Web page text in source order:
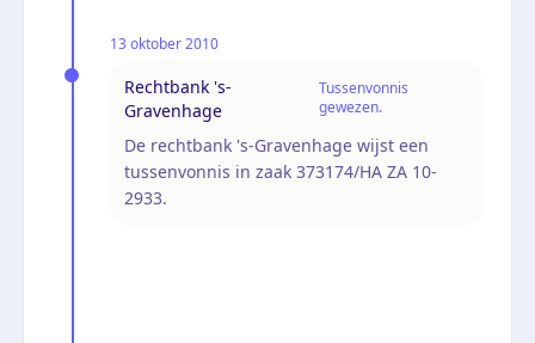
13 oktober 2010
Rechtbank 's-
Gravenhage
Tussenvonnis
gewezen.
De rechtbank 's-Gravenhage wijst een
tussenvonnis in zaak 373174/HA ZA 10-
2933.